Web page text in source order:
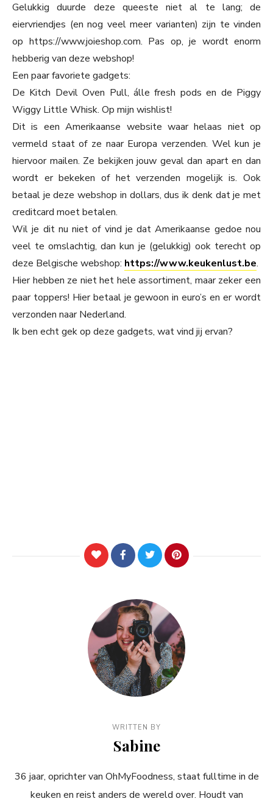
Gelukkig duurde deze queeste niet al te lang; de
eiervriendjes (en nog veel meer varianten) zijn te vinden
op https://www.joieshop.com. Pas op, je wordt enorm
hebberig van deze webshop!
Een paar favoriete gadgets:
De Kitch Devil Oven Pull, álle fresh pods en de Piggy
Wiggy Little Whisk. Op mijn wishlist!
Dit is een Amerikaanse website waar helaas niet op
vermeld staat of ze naar Europa verzenden. Wel kun je
hiervoor mailen. Ze bekijken jouw geval dan apart en dan
wordt er bekeken of het verzenden mogelijk is. Ook
betaal je deze webshop in dollars, dus ik denk dat je met
creditcard moet betalen.
Wil je dit nu niet of vind je dat Amerikaanse gedoe nou
veel te omslachtig, dan kun je (gelukkig) ook terecht op
deze Belgische webshop: https://www.keukenlust.be.
Hier hebben ze niet het hele assortiment, maar zeker een
paar toppers! Hier betaal je gewoon in euro’s en er wordt
verzonden naar Nederland.
Ik ben echt gek op deze gadgets, wat vind jij ervan?
WRITTEN BY
Sabine
36 jaar, oprichter van OhMyFoodness, staat fulltime in de
keuken en reist anders de wereld over. Houdt van